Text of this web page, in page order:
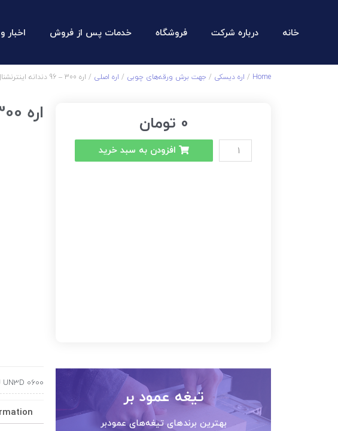
خانه درباره شرکت فروشگاه خدمات پس از فروش اخبار
Home
/ اره دیسکی / جهت برش ورقه‌های چوبی / اره اصلی / اره 300 – 96 دندانه اینترنشنال
0 تومان
افزودن به سبد خرید
اره 300 - 96 دندانه اینترنشنال
تیغه عمود بر
بهترین برندهای تیغه‌های عمودبر
UN3D 0600